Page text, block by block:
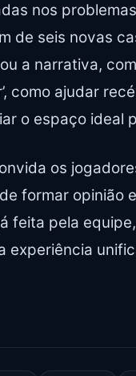
nos
de seis novas
a narrativa,
como ajudar
o espaço ideal
os
formar opinião
feita pela
experiência